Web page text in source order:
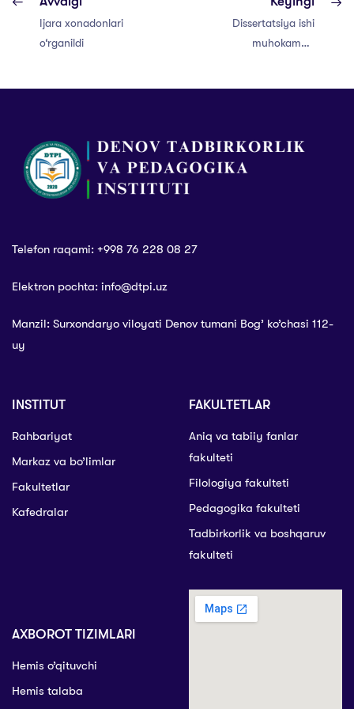
Ijara xonadonlari
o‘rganildi
Dissertatsiya ishi
muhokamasi
Telefon raqami: +998 76 228 08 27
Elektron pochta: info@dtpi.uz
Manzil: Surxondaryo viloyati Denov tumani Bog’ ko’chasi 112-
uy
INSTITUT
Rahbariyat
Markaz va bo’limlar
Fakultetlar
Kafedralar
FAKULTETLAR
Aniq va tabiiy fanlar
fakulteti
Filologiya fakulteti
Pedagogika fakulteti
Tadbirkorlik va boshqaruv
fakulteti
AXBOROT TIZIMLARI
Hemis o’qituvchi
Hemis talaba